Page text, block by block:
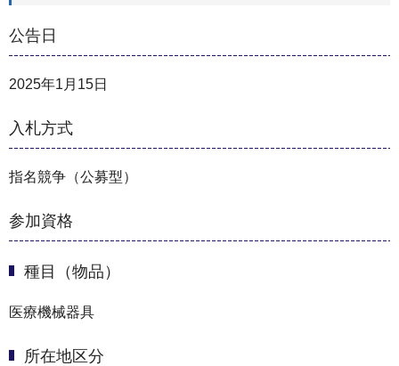
公告日
2025年1月15日
入札方式
指名競争（公募型）
参加資格
種目（物品）
医療機械器具
所在地区分